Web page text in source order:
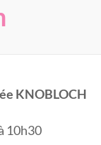
KNOBLOCH
10h30